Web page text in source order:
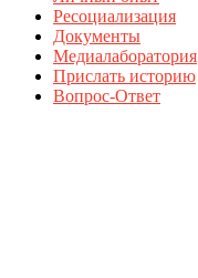
Ресоциализация
Документы
Медиалаборатория
Прислать историю
Вопрос-Ответ